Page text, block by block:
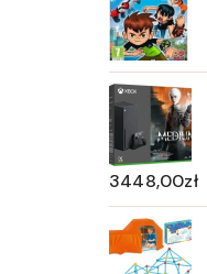
3448,00zł